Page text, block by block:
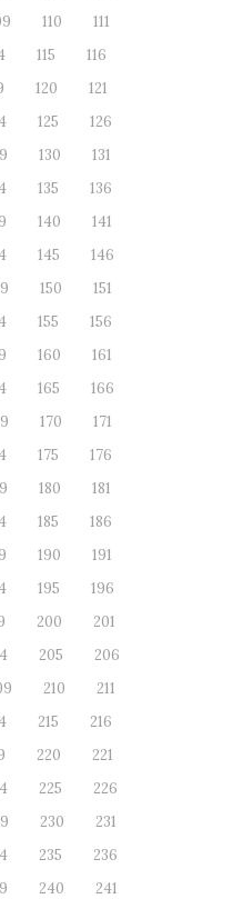
110
111
115
116
120
121
125
126
130
131
135
136
140
141
145
146
150
151
155
156
160
161
165
166
170
171
175
176
180
181
185
186
190
191
195
196
200
201
205
206
210
211
215
216
220
221
225
226
230
231
235
236
240
241